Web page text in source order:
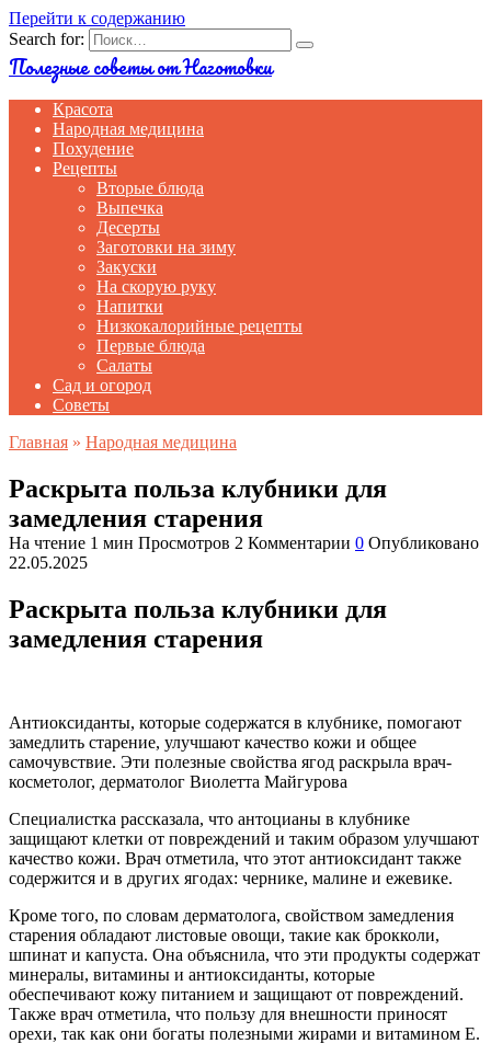
Перейти к содержанию
Search for:
Полезные советы от Наготовки
Красота
Народная медицина
Похудение
Рецепты
Вторые блюда
Выпечка
Десерты
Заготовки на зиму
Закуски
На скорую руку
Напитки
Низкокалорийные рецепты
Первые блюда
Салаты
Сад и огород
Советы
Главная » Народная медицина
Раскрыта польза клубники для
замедления старения
На чтение 1 мин Просмотров 2 Комментарии 0 Опубликовано
22.05.2025
Раскрыта польза клубники для
замедления старения
Антиоксиданты, которые содержатся в клубнике, помогают
замедлить старение, улучшают качество кожи и общее
самочувствие. Эти полезные свойства ягод раскрыла врач-
косметолог, дерматолог Виолетта Майгурова
Специалистка рассказала, что антоцианы в клубнике
защищают клетки от повреждений и таким образом улучшают
качество кожи. Врач отметила, что этот антиоксидант также
содержится и в других ягодах: чернике, малине и ежевике.
Кроме того, по словам дерматолога, свойством замедления
старения обладают листовые овощи, такие как брокколи,
шпинат и капуста. Она объяснила, что эти продукты содержат
минералы, витамины и антиоксиданты, которые
обеспечивают кожу питанием и защищают от повреждений.
Также врач отметила, что пользу для внешности приносят
орехи, так как они богаты полезными жирами и витамином Е.